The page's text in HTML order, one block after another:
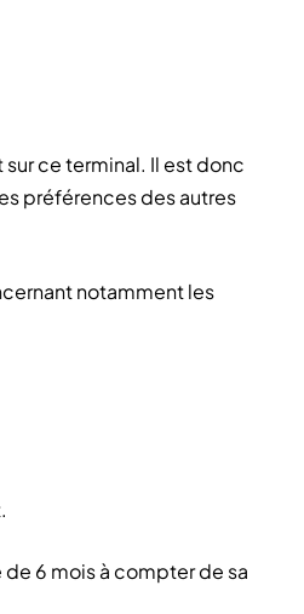
ce terminal. Il est donc
préférences des autres
notamment les
6 mois à compter de sa